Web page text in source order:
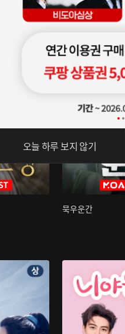
묵우운간
오늘 하루 보지 않기